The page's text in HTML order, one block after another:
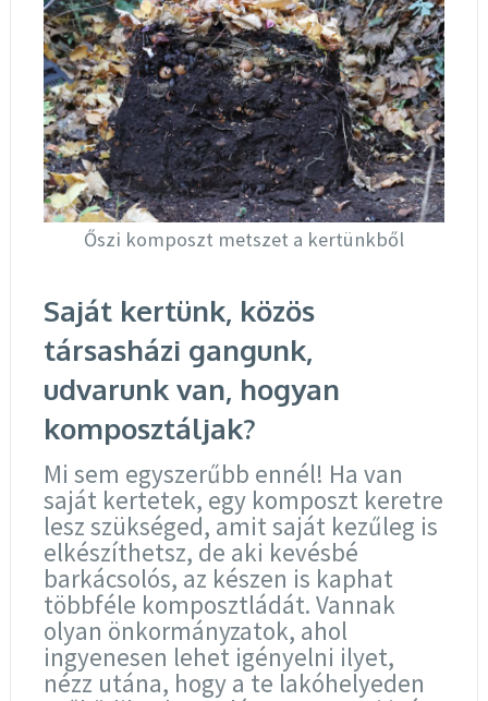
Őszi komposzt metszet a kertünkből
Saját kertünk, közös
társasházi gangunk,
udvarunk van, hogyan
komposztáljak?
Mi sem egyszerűbb ennél! Ha van
saját kertetek, egy komposzt keretre
lesz szükséged, amit saját kezűleg is
elkészíthetsz, de aki kevésbé
barkácsolós, az készen is kaphat
többféle komposztládát. Vannak
olyan önkormányzatok, ahol
ingyenesen lehet igényelni ilyet,
nézz utána, hogy a te lakóhelyeden